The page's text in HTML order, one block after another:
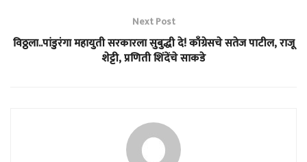
Next Post
विठ्ठला..पांडुरंगा महायुती सरकारला सुबुद्धी दे! काँग्रेसचे सतेज पाटील, राजू
शेट्टी, प्रणिती शिंदेंचे साकडे